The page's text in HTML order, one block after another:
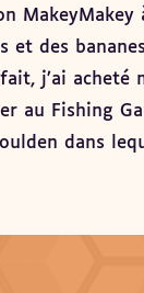
MakeyMakey
et des
j’ai acheté
au Fishing
dans